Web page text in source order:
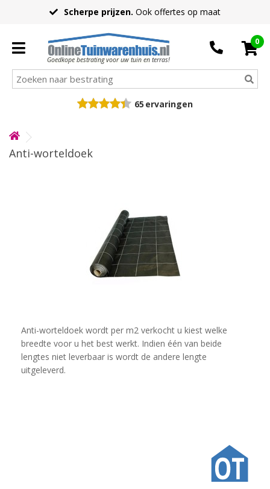
Scherpe prijzen. Ook offertes op maat
Goedkope bestrating voor uw tuin en terras!
0
65 ervaringen
Anti-worteldoek
Anti-worteldoek wordt per m2 verkocht u kiest welke
breedte voor u het best werkt. Indien één van beide
lengtes niet leverbaar is wordt de andere lengte
uitgeleverd.